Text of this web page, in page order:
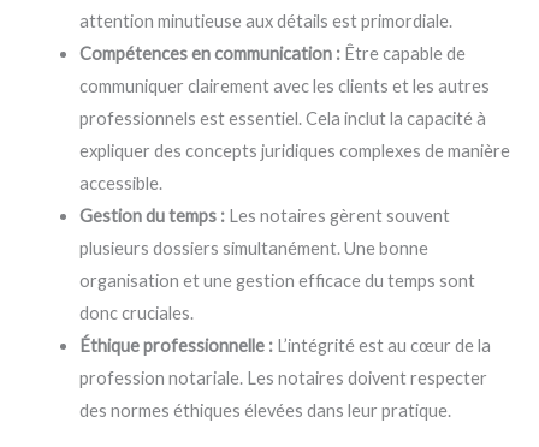
attention minutieuse aux détails est primordiale.
Compétences en communication : Être capable de
communiquer clairement avec les clients et les autres
professionnels est essentiel. Cela inclut la capacité à
expliquer des concepts juridiques complexes de manière
accessible.
Gestion du temps : Les notaires gèrent souvent
plusieurs dossiers simultanément. Une bonne
organisation et une gestion efficace du temps sont
donc cruciales.
Éthique professionnelle : L’intégrité est au cœur de la
profession notariale. Les notaires doivent respecter
des normes éthiques élevées dans leur pratique.